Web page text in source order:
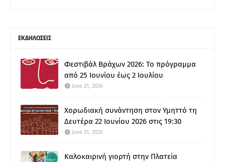
ΕΚΔΗΛΩΣΕΙΣ
Φεστιβάλ Βράχων 2026: Το πρόγραμμα
από 25 Ιουνίου έως 2 Ιουλίου
June 21, 2026
Χορωδιακή συνάντηση στον Υμηττό τη
Δευτέρα 22 Ιουνίου 2026 στις 19:30
June 21, 2026
Καλοκαιρινή γιορτή στην Πλατεία